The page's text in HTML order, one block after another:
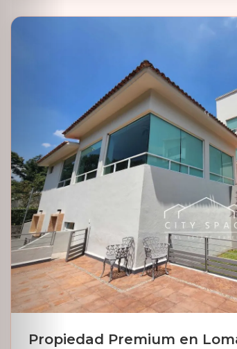
Sabritas
Contacto
Search
Propiedad Premium en